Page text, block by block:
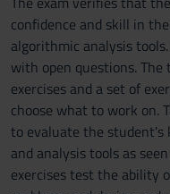
confidence and skill in
algorithmic analysis
with open questions.
exercises and a set of
choose what to work on.
to evaluate the student's
and analysis tools as
exercises test the ability